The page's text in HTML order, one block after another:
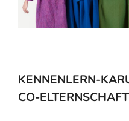
KENNENLERN-
CO-ELTERNSCHAFT